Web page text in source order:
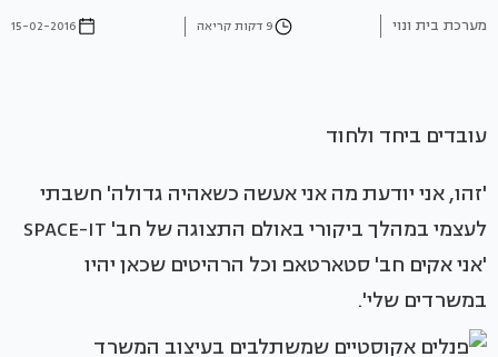
מערכת בית ונוי 9 דקות קריאה 15-02-2016
עובדים ביחד ולחוד
'זהו, אני יודעת מה אני אעשה כשאהיה גדולה' חשבתי
לעצמי במהלך ביקורי באולם התצוגה של חב' SPACE-IT
'אני אקים חב' סטארטאפ וכל הרהיטים שכאן יהיו
במשרדים שלי'.